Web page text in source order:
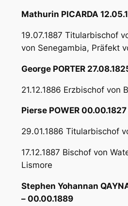
Mathurin PICARDA
19.07.1887 Titularbischof
von Senegambia, Präfekt
George PORTER
21.12.1886 Erzbischof von
Pierse POWER
29.01.1886 Titularbischof
17.12.1887 Bischof von
Lismore
Stephen Yohannan
– 00.00.1889